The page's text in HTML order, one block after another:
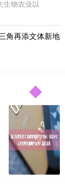
生物农业以
角再添文体新地
、羽毛球馆、
为苏超开球、
，亚马尔、佩德
大力神